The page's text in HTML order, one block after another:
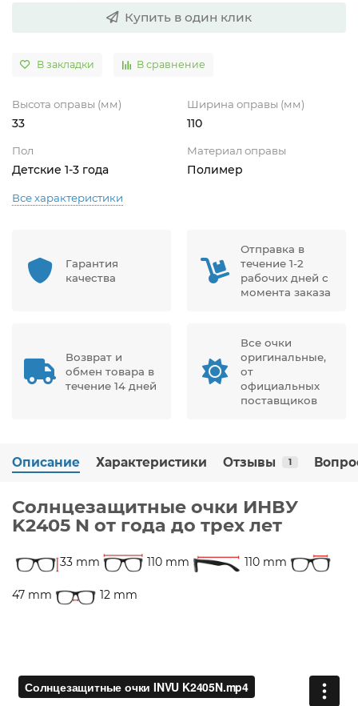
Купить в один клик
В закладки В сравнение
Высота оправы (мм)
33
Ширина оправы (мм)
110
Пол
Детские 1-3 года
Материал оправы
Полимер
Все характеристики
Гарантия
качества
Отправка в
течение 1-2
рабочих дней с
момента заказа
Возврат и
обмен товара в
течение 14 дней
Все очки
оригинальные,
от
официальных
поставщиков
Описание Характеристики Отзывы 1
Солнцезащитные очки ИНВУ
K2405 N от года до трех лет
33 mm 110 mm 110 mm
47 mm 12 mm